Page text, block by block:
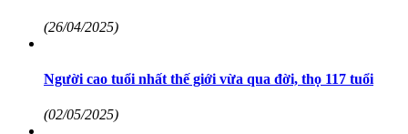
(26/04/2025)
Người cao tuổi nhất thế giới vừa qua đời, thọ 117 tuổi
(02/05/2025)